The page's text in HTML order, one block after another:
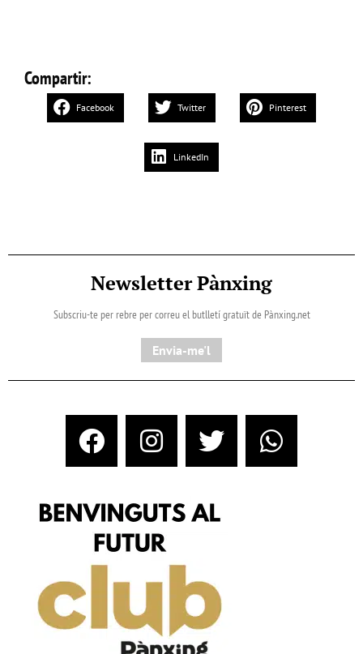
Compartir:
Facebook Twitter Pinterest
LinkedIn
Newsletter Pànxing
Subscriu-te per rebre per correu el butlletí gratuït de Pànxing.net​
Envia-me'l